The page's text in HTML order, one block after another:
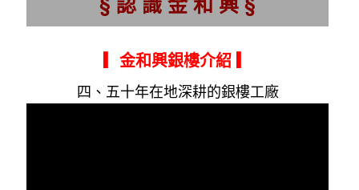
▎金和興銀樓介紹 ▎
四、五十年在地深耕的銀樓工廠